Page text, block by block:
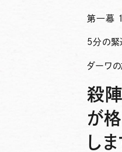
第一幕
5分の緊
ダーワ
殺陣
が
し